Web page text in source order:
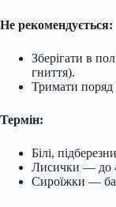
Не рекомендується:
Зберігати в
гниття).
Тримати поряд
Термін:
Білі,
Лисички — до
Сироїжки —